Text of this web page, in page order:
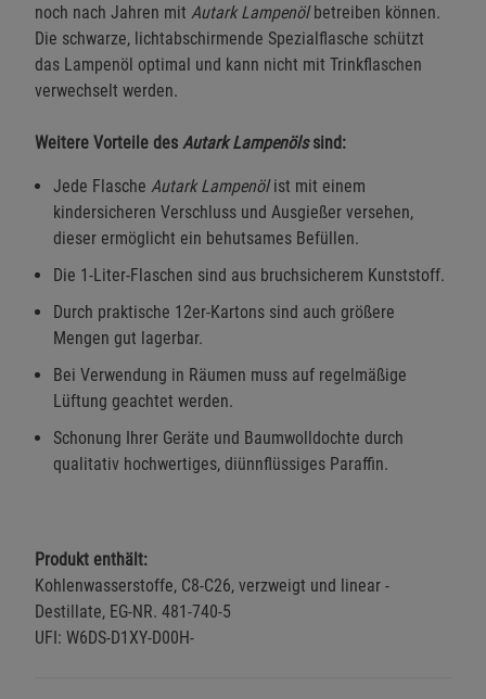
noch nach Jahren mit Autark Lampenölbetreiben können.
Die schwarze, lichtabschirmende Spezialflasche schützt
das Lampenöl optimal und kann nicht mit Trinkflaschen
verwechselt werden.
Weitere Vorteile des Autark Lampenölssind:
Jede Flasche Autark Lampenölist mit einem
kindersicheren Verschluss und Ausgießer versehen,
dieser ermöglicht ein behutsames Befüllen.
Die 1-Liter-Flaschen sind aus bruchsicherem Kunststoff.
Durch praktische 12er-Kartons sind auch größere
Mengen gut lagerbar.
Bei Verwendung in Räumen muss auf regelmäßige
Lüftung geachtet werden.
Schonung Ihrer Geräte und Baumwolldochte durch
qualitativ hochwertiges, diünnflüssiges Paraffin.
Produkt enthält:
Kohlenwasserstoffe, C8-C26, verzweigt und linear -
Destillate, EG-NR. 481-740-5
UFI: W6DS-D1XY-D00H-